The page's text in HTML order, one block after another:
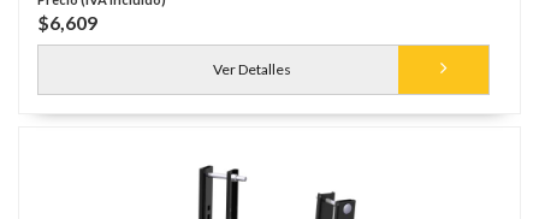
$6,609
Ver Detalles